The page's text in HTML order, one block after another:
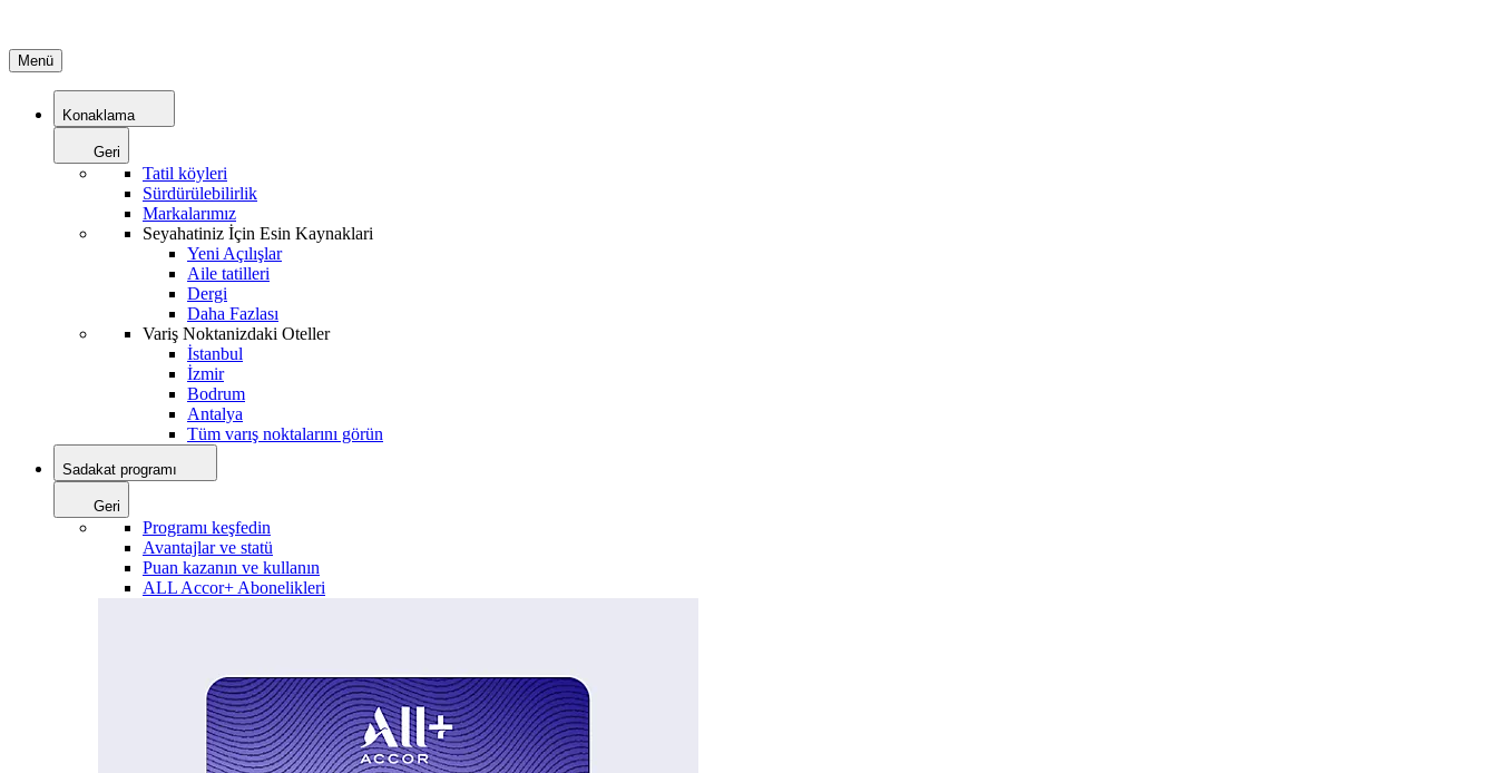
Menü
Konaklama
Geri
Tatil köyleri
Sürdürülebilirlik
Markalarımız
Seyahatiniz İçin Esin Kaynaklari
Yeni Açılışlar
Aile tatilleri
Dergi
Daha Fazlası
Variş Noktanizdaki Oteller
İstanbul
İzmir
Bodrum
Antalya
Tüm varış noktalarını görün
Sadakat programı
Geri
Programı keşfedin
Avantajlar ve statü
Puan kazanın ve kullanın
ALL Accor+ Abonelikleri